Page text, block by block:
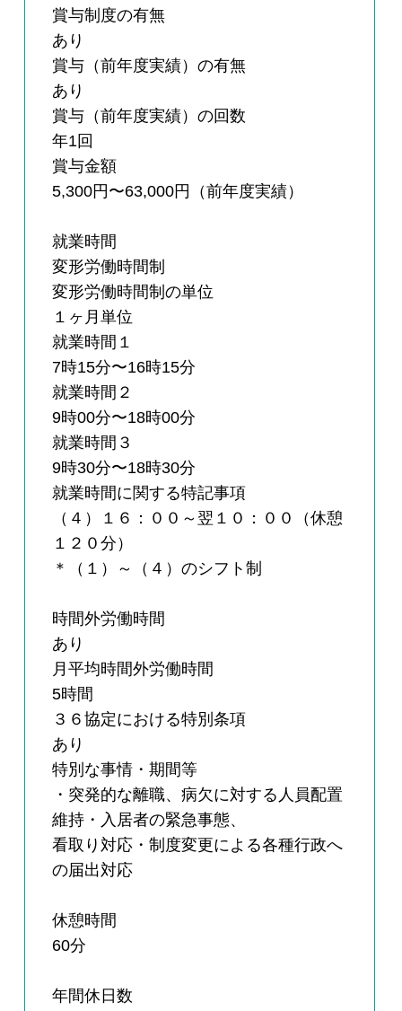
賞与制度の有無
あり
賞与（前年度実績）の有無
あり
賞与（前年度実績）の回数
年1回
賞与金額
5,300円〜63,000円（前年度実績）
就業時間
変形労働時間制
変形労働時間制の単位
１ヶ月単位
就業時間１
7時15分〜16時15分
就業時間２
9時00分〜18時00分
就業時間３
9時30分〜18時30分
就業時間に関する特記事項
（４）１６：００～翌１０：００（休憩
１２０分）
＊（１）～（４）のシフト制
時間外労働時間
あり
月平均時間外労働時間
5時間
３６協定における特別条項
あり
特別な事情・期間等
・突発的な離職、病欠に対する人員配置
維持・入居者の緊急事態、
看取り対応・制度変更による各種行政へ
の届出対応
休憩時間
60分
年間休日数